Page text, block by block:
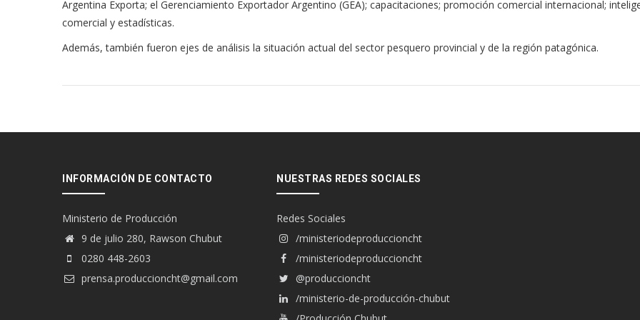
Argentina Exporta; el Gerenciamiento Exportador Argentino (GEA); capacitaciones; promoción comercial internacional;
comercial y estadísticas.
Además, también fueron ejes de análisis la situación actual del sector pesquero provincial y de la región patagónica.
INFORMACIÓN DE CONTACTO
Ministerio de Producción
9 de julio 280, Rawson Chubut
0280 448-2603
prensa.produccioncht@gmail.com
NUESTRAS REDES SOCIALES
Redes Sociales
/ministeriodeproduccioncht
/ministeriodeproduccioncht
@produccioncht
/ministerio-de-producción-chubut